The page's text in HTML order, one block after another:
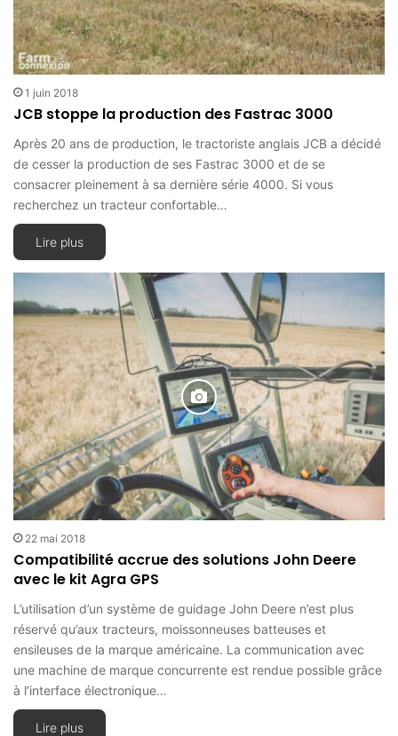
1 juin 2018
JCB stoppe la production des Fastrac 3000
Après 20 ans de production, le tractoriste anglais JCB a décidé
de cesser la production de ses Fastrac 3000 et de se
consacrer pleinement à sa dernière série 4000. Si vous
recherchez un tracteur confortable…
Lire plus
22 mai 2018
Compatibilité accrue des solutions John Deere
avec le kit Agra GPS
L’utilisation d’un système de guidage John Deere n’est plus
réservé qu’aux tracteurs, moissonneuses batteuses et
ensileuses de la marque américaine. La communication avec
une machine de marque concurrente est rendue possible grâce
à l’interface électronique…
Lire plus